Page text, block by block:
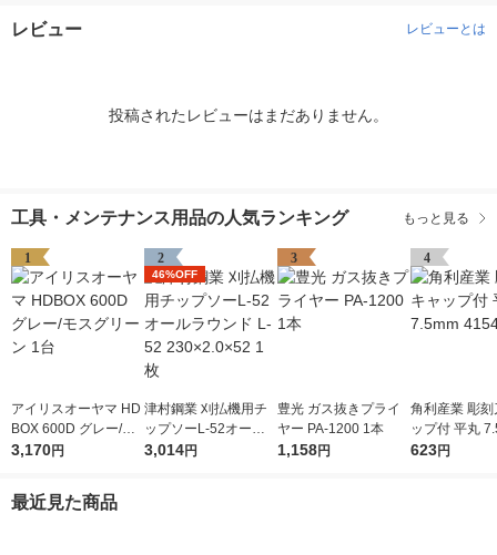
レビュー レビューとは
投稿されたレビューはまだありません。
工具・メンテナンス用品の人気ランキング もっと見る
1
アイリスオーヤマ HD
BOX 600D グレー/モ
スグリーン 1台
3,170円
2
46%OFF
津村鋼業 刈払機用チ
ップソーL-52オール
ラウンド L-52 230×2.
3,014円
3
豊光 ガス抜きプライ
ヤー PA-1200 1本
1,158円
4
角利産業 彫刻
ップ付 平丸
541 1個
623円
最近見た商品